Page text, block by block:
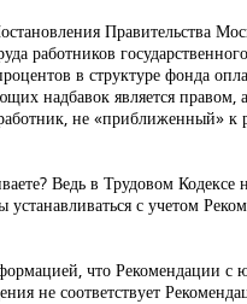
Правительства
работников
в структуре фонда
надбавок является правом,
не «приближенный» к
Ведь в Трудовом
с учетом
что Рекомендации
не соответствует